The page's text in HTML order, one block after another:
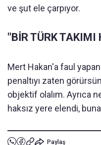
ve şut ele çarpıyor.
"BİR TÜRK TAKIMI
Mert Hakan'a faul
penaltıyı zaten
objektif olalım. Ayrıca
haksız yere elendi,
Paylaş